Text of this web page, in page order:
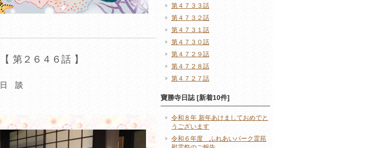
第２６４６話 】
談
第４７３３話
第４７３２話
第４７３１話
第４７３０話
第４７２９話
第４７２８話
第４７２７話
寶勝寺日誌 [新着10件]
令和８年 新年あけましておめでと
うございます
令和６年度 ふれあいパーク霊苑